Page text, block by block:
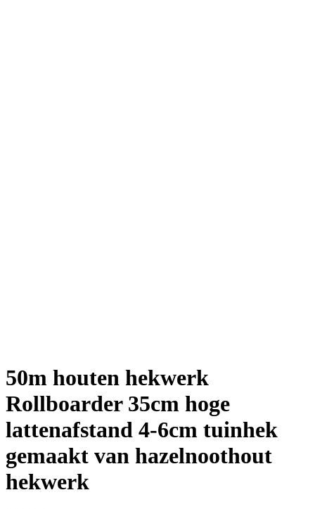
50m houten hekwerk
Rollboarder 35cm hoge
lattenafstand 4-6cm tuinhek
gemaakt van hazelnoothout
hekwerk